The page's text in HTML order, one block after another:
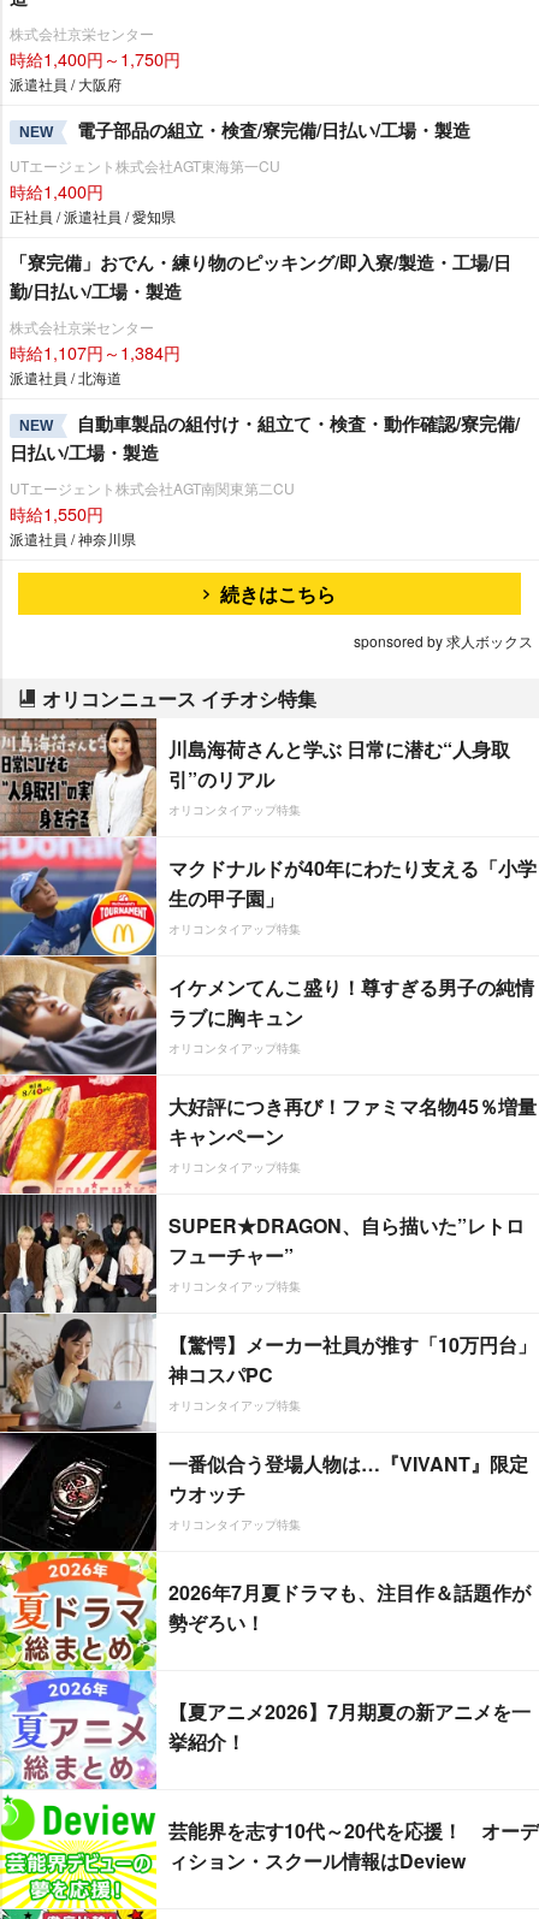
株式会社京栄センター
時給1,400円～1,750円
派遣社員 / 大阪府
NEW 電子部品の組立・検査/寮完備/日払い/工場・製造
UTエージェント株式会社AGT東海第一CU
時給1,400円
正社員 / 派遣社員 / 愛知県
「寮完備」おでん・練り物のピッキング/即入寮/製造・工場/日
勤/日払い/工場・製造
株式会社京栄センター
時給1,107円～1,384円
派遣社員 / 北海道
NEW
自動車製品の組付け・組立て・検査・動作確認/寮完備/
日払い/工場・製造
UTエージェント株式会社AGT南関東第二CU
時給1,550円
派遣社員 / 神奈川県
続きはこちら
sponsored by 求人ボックス
オリコンニュース イチオシ特集
川島海荷さんと学ぶ 日常に潜む“人身取
引”のリアル
オリコンタイアップ特集
マクドナルドが40年にわたり支える「小学
生の甲子園」
オリコンタイアップ特集
イケメンてんこ盛り！尊すぎる男子の純情
ラブに胸キュン
オリコンタイアップ特集
大好評につき再び！ファミマ名物45％増量
キャンペーン
オリコンタイアップ特集
SUPER★DRAGON、自ら描いた”レトロ
フューチャー”
オリコンタイアップ特集
【驚愕】メーカー社員が推す「10万円台」
神コスパPC
オリコンタイアップ特集
一番似合う登場人物は…『VIVANT』限定
ウオッチ
オリコンタイアップ特集
2026年7月夏ドラマも、注目作＆話題作が
勢ぞろい！
【夏アニメ2026】7月期夏の新アニメを一
挙紹介！
芸能界を志す10代～20代を応援！ オーデ
ィション・スクール情報はDeview